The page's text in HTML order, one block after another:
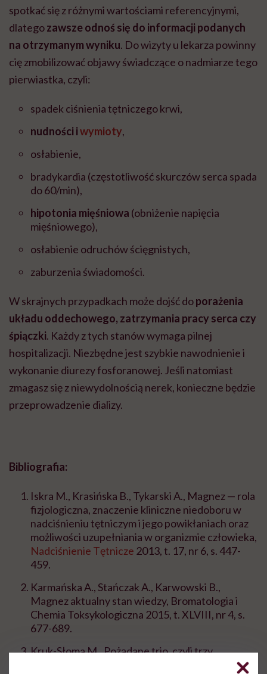
spotkać się z różnymi wartościami referencyjnymi,
dlategozawsze odnoś się do informacji podanych
na otrzymanym wyniku. Do wizyty u lekarza powinny
cię zmobilizować objawy świadczące o nadmiarze tego
pierwiastka, czyli:
spadek ciśnienia tętniczego krwi,
nudności iwymioty,
osłabienie,
bradykardia (częstotliwość skurczów serca spada
do 60/min),
hipotonia mięśniowa (obniżenie napięcia
mięśniowego),
osłabienie odruchów ścięgnistych,
zaburzenia świadomości.
W skrajnych przypadkach może dojść doporażenia
układu oddechowego, zatrzymania pracy serca czy
śpiączki. Każdy z tych stanów wymaga pilnej
hospitalizacji. Niezbędne jest szybkie nawodnienie i
wykonanie diurezy fosforanowej. Jeśli natomiast
zmagasz się z niewydolnością nerek, konieczne będzie
przeprowadzenie dializy.
Bibliografia:
Iskra M., Krasińska B., Tykarski A., Magnez — rola
fizjologiczna, znaczenie kliniczne niedoboru w
nadciśnieniu tętniczym i jego powikłaniach oraz
możliwości uzupełniania w organizmie człowieka,
Nadciśnienie Tętnicze 2013, t. 17, nr 6, s. 447-
459.
Karmańska A., Stańczak A., Karwowski B.,
Magnez aktualny stan wiedzy, Bromatologia i
Chemia Toksykologiczna 2015, t. XLVIII, nr 4, s.
677-689.
Kruk-Słoma M., Pożądane trio, czyli trzy
najważniejsze pierwiastki w organizmie ludzkim